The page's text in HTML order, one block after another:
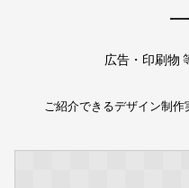
広告・印刷物
ご紹介できるデザイン制作